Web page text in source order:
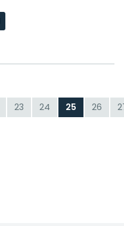
23 24 25 26